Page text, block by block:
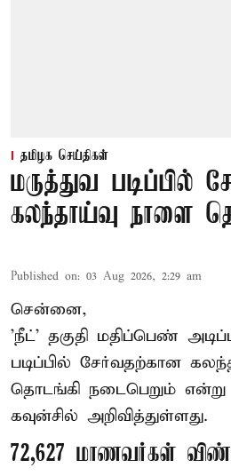
தமிழக செய்திகள்
மருத்துவ படிப்பில்
கலந்தாய்வு நாளை
Published on: 03 Aug 2026, 2:29 am
சென்னை,
'நீட்' தகுதி மதிப்பெண்
படிப்பில் சேர்வதற்கான
தொடங்கி நடைபெறும் என்று
கவுன்சில் அறிவித்துள்ளது.
72,627 மாணவர்கள்